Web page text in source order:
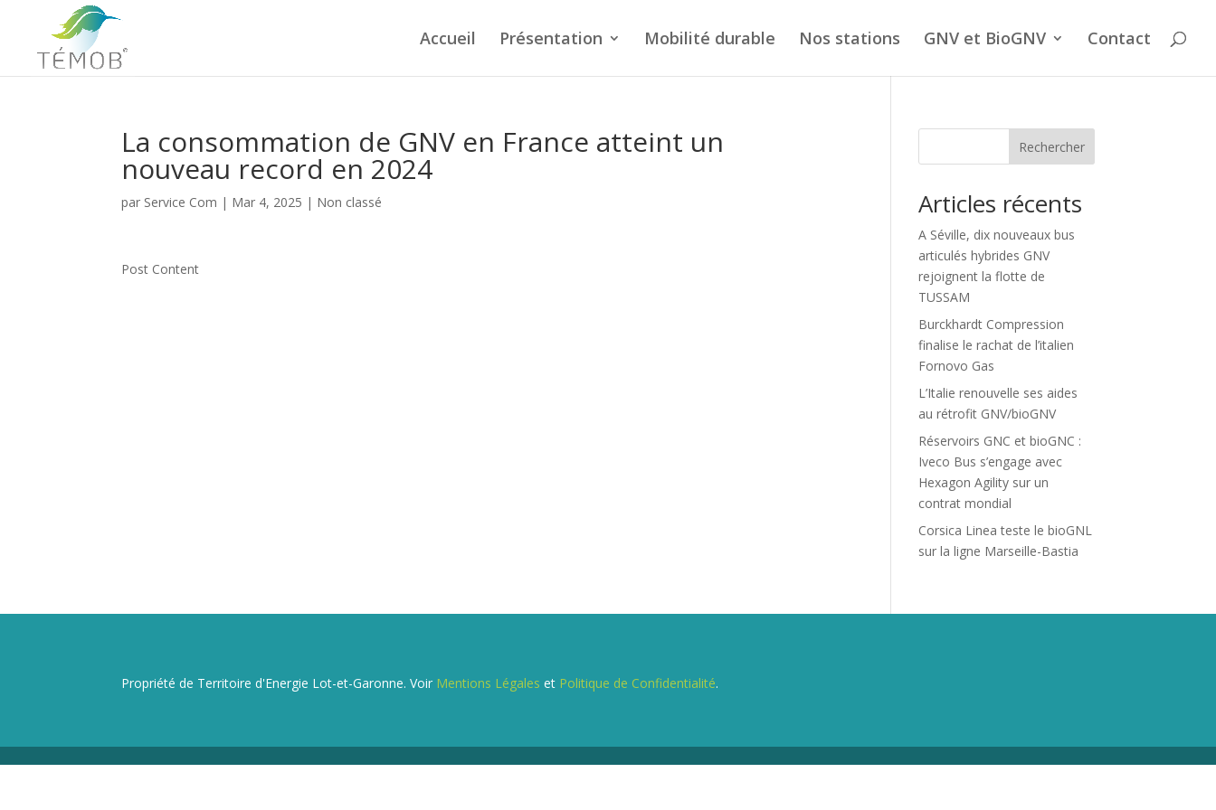
Accueil Présentation Mobilité durable Nos stations GNV et BioGNV Contact
La consommation de GNV en France atteint un
nouveau record en 2024
par Service Com | Mar 4, 2025 | Non classé
Post Content
Rechercher
Articles récents
A Séville, dix nouveaux bus
articulés hybrides GNV
rejoignent la flotte de
TUSSAM
Burckhardt Compression
finalise le rachat de l’italien
Fornovo Gas
L’Italie renouvelle ses aides
au rétrofit GNV/bioGNV
Réservoirs GNC et bioGNC :
Iveco Bus s’engage avec
Hexagon Agility sur un
contrat mondial
Corsica Linea teste le bioGNL
sur la ligne Marseille-Bastia
Propriété de Territoire d'Energie Lot-et-Garonne. Voir Mentions Légales et Politique de Confidentialité.